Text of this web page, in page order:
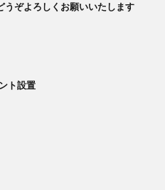
うぞよろしくお願いいたします
ト設置